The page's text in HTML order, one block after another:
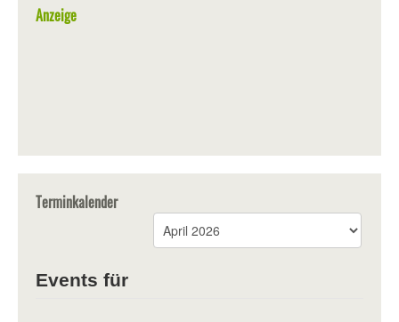
Anzeige
Terminkalender
Events für